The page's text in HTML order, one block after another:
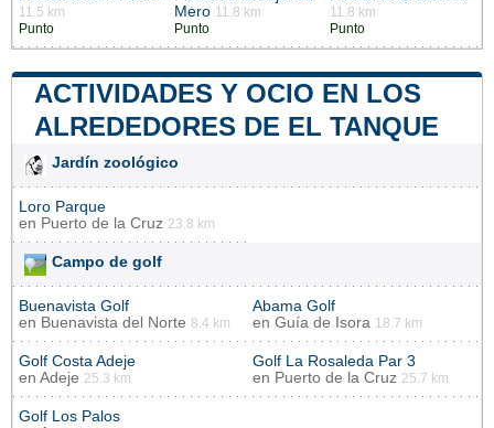
11.5 km
Punto
Mero 11.8 km
Punto
11.8 km
Punto
ACTIVIDADES Y OCIO EN LOS
ALREDEDORES DE EL TANQUE
Jardín zoológico
Loro Parque
en Puerto de la Cruz 23.8 km
Campo de golf
Buenavista Golf
en Buenavista del Norte 8.4 km
Abama Golf
en Guía de Isora 18.7 km
Golf Costa Adeje
en Adeje 25.3 km
Golf La Rosaleda Par 3
en Puerto de la Cruz 25.7 km
Golf Los Palos